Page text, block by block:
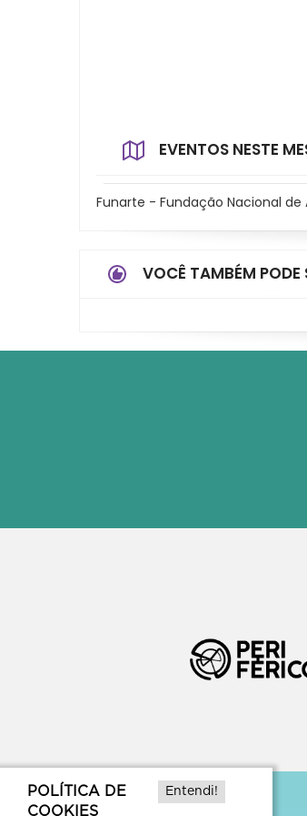
EVENTOS NESTE
Funarte - Fundação Nacional de
VOCÊ TAMBÉM PODE
POLÍTICA DE
COOKIES
Entendi!